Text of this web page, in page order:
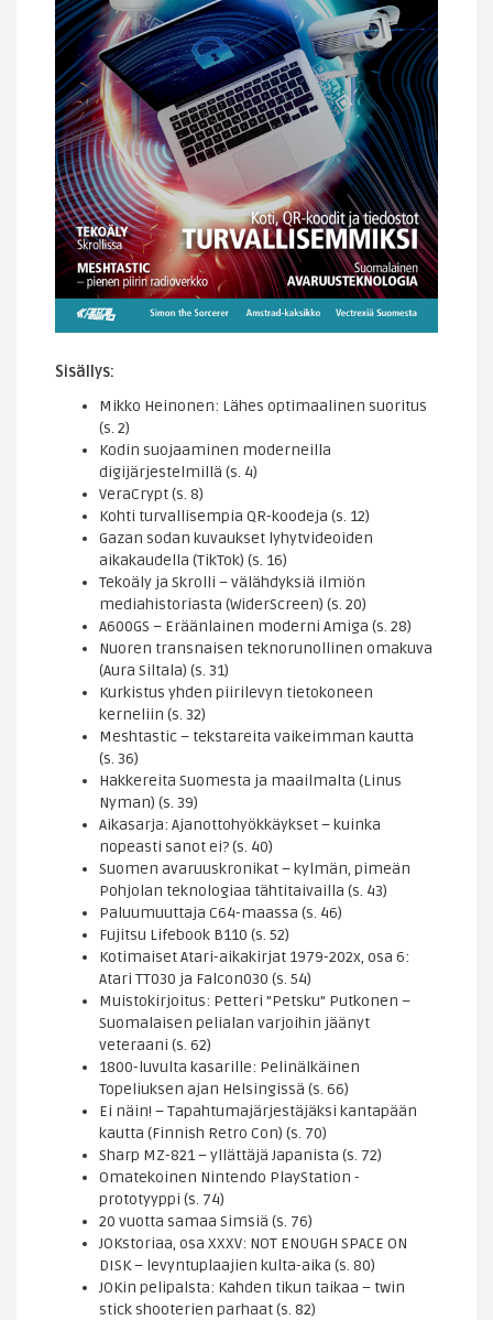
Sisällys:
Mikko Heinonen: Lähes optimaalinen suoritus
(s. 2)
Kodin suojaaminen moderneilla
digijärjestelmillä (s. 4)
VeraCrypt (s. 8)
Kohti turvallisempia QR-koodeja (s. 12)
Gazan sodan kuvaukset lyhytvideoiden
aikakaudella (TikTok) (s. 16)
Tekoäly ja Skrolli – välähdyksiä ilmiön
mediahistoriasta (WiderScreen) (s. 20)
A600GS – Eräänlainen moderni Amiga (s. 28)
Nuoren transnaisen teknorunollinen omakuva
(Aura Siltala) (s. 31)
Kurkistus yhden piirilevyn tietokoneen
kerneliin (s. 32)
Meshtastic – tekstareita vaikeimman kautta
(s. 36)
Hakkereita Suomesta ja maailmalta (Linus
Nyman) (s. 39)
Aikasarja: Ajanottohyökkäykset – kuinka
nopeasti sanot ei? (s. 40)
Suomen avaruuskronikat – kylmän, pimeän
Pohjolan teknologiaa tähtitaivailla (s. 43)
Paluumuuttaja C64-maassa (s. 46)
Fujitsu Lifebook B110 (s. 52)
Kotimaiset Atari-aikakirjat 1979-202x, osa 6:
Atari TT030 ja Falcon030 (s. 54)
Muistokirjoitus: Petteri ”Petsku” Putkonen –
Suomalaisen pelialan varjoihin jäänyt
veteraani (s. 62)
1800-luvulta kasarille: Pelinälkäinen
Topeliuksen ajan Helsingissä (s. 66)
Ei näin! – Tapahtumajärjestäjäksi kantapään
kautta (Finnish Retro Con) (s. 70)
Sharp MZ-821 – yllättäjä Japanista (s. 72)
Omatekoinen Nintendo PlayStation -
prototyyppi (s. 74)
20 vuotta samaa Simsiä (s. 76)
JOKstoriaa, osa XXXV: NOT ENOUGH SPACE ON
DISK – levyntuplaajien kulta-aika (s. 80)
JOKin pelipalsta: Kahden tikun taikaa – twin
stick shooterien parhaat (s. 82)